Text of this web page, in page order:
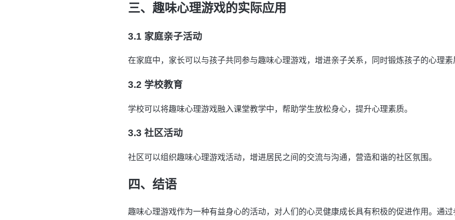
三、趣味心理游戏的实际应用
3.1 家庭亲子活动
在家庭中，家长可以与孩子共同参与趣味心理游戏，增进亲子关系，同时锻炼孩子的心理素
3.2 学校教育
学校可以将趣味心理游戏融入课堂教学中，帮助学生放松身心，提升心理素质。
3.3 社区活动
社区可以组织趣味心理游戏活动，增进居民之间的交流与沟通，营造和谐的社区氛围。
四、结语
趣味心理游戏作为一种有益身心的活动，对人们的心灵健康成长具有积极的促进作用。通